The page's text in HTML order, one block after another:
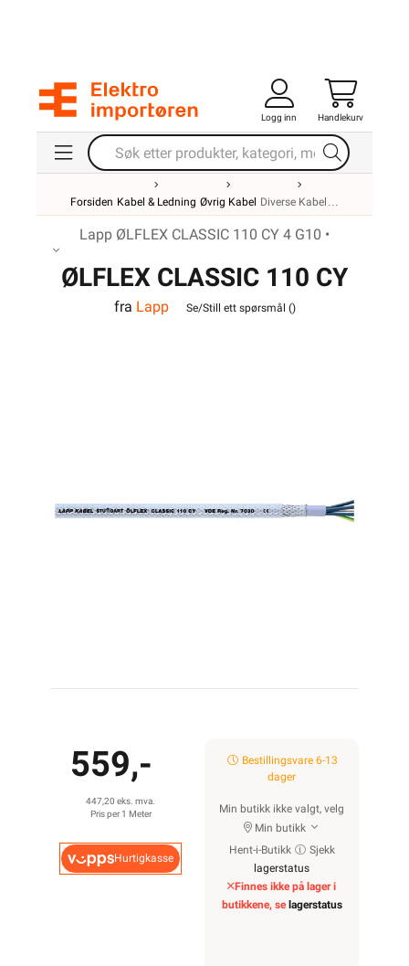
Logg inn Handlekurv
Forsiden Kabel & Ledning Øvrig Kabel Diverse Kabel
Lapp ØLFLEX CLASSIC 110 CY 4 G10 •
ØLFLEX CLASSIC 110 CY
4G10
fra Lapp Se/Still ett spørsmål ()
559,-
447,20 eks. mva.
Pris per 1 Meter
Hurtigkasse
Bestillingsvare 6-13
dager
Min butikk ikke valgt, velg
Min butikk
Hent-i-Butikk
Sjekk
lagerstatus
Finnes ikke på lager i
butikkene, se lagerstatus